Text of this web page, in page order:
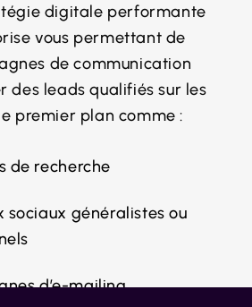
digitale performante
vous permettant de
de communication
des leads qualifiés sur les
premier plan comme :
de recherche
sociaux généralistes ou
d’e-mailing